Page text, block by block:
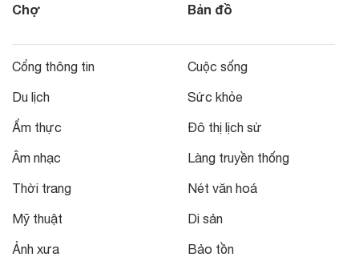
Chợ Bản đồ
Cổng thông tin
Du lịch
Ẩm thực
Âm nhạc
Thời trang
Mỹ thuật
Ảnh xưa
Cuộc sống
Sức khỏe
Đô thị lịch sử
Làng truyền thống
Nét văn hoá
Di sản
Bảo tồn